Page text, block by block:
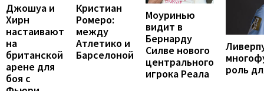
Джошуа и
Хирн
настаивают
на
британской
арене для
боя с
Кристиан
Ромеро:
между
Атлетико и
Барселоной
Моуринью
видит в
Бернарду
Силве нового
центрального
игрока Реала
роль